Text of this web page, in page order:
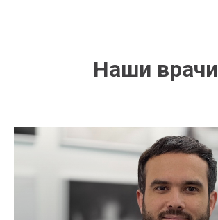
Наши врачи